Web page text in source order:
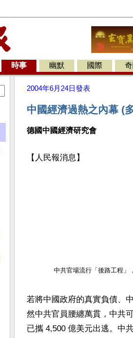
時事 幽默 國際
2004年6月24日發表
中國經濟過熱之內幕 (
德國中國經濟研究會
【人民報消息】
中共官場流行「後路工程」
若將中國政府的真實負債、
然中共官員腰纏萬貫，中共
已攜 4,500 億美元出逃。中